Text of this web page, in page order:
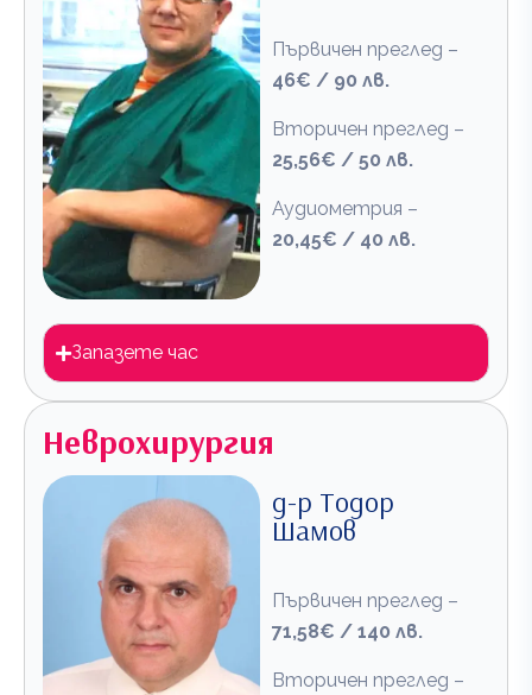
Първичен преглед –
46€ / 90 лв.
Вторичен преглед –
25,56€ / 50 лв.
Аудиометрия –
20,45€ / 40 лв.
Запазете час
Неврохирургия
д-р Тодор
Шамов
Първичен преглед –
71,58€ / 140 лв.
Вторичен преглед –